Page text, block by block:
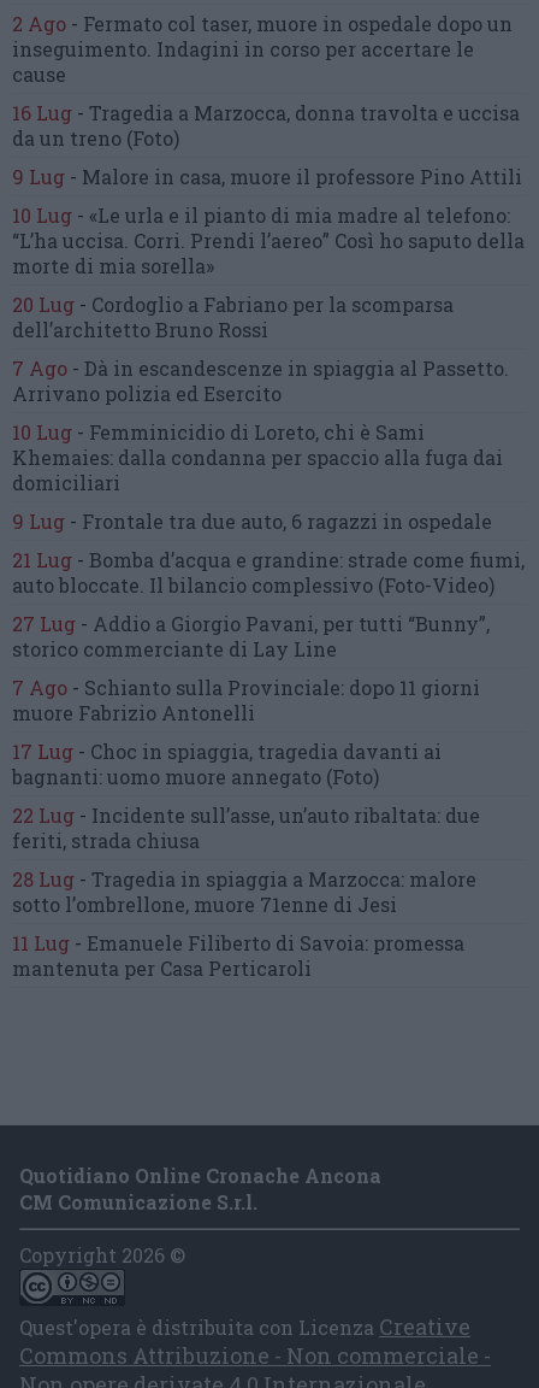
2 Ago - Fermato col taser, muore in ospedale dopo un
inseguimento. Indagini in corso per accertare le
cause
16 Lug - Tragedia a Marzocca, donna travolta e uccisa
da un treno (Foto)
9 Lug - Malore in casa, muore il professore Pino Attili
10 Lug - «Le urla e il pianto di mia madre al telefono:
“L’ha uccisa. Corri. Prendi l’aereo” Così ho saputo della
morte di mia sorella»
20 Lug - Cordoglio a Fabriano per la scomparsa
dell’architetto Bruno Rossi
7 Ago - Dà in escandescenze in spiaggia al Passetto.
Arrivano polizia ed Esercito
10 Lug - Femminicidio di Loreto, chi è Sami
Khemaies: dalla condanna per spaccio alla fuga dai
domiciliari
9 Lug - Frontale tra due auto, 6 ragazzi in ospedale
21 Lug - Bomba d’acqua e grandine: strade come fiumi,
auto bloccate. Il bilancio complessivo (Foto-Video)
27 Lug - Addio a Giorgio Pavani, per tutti “Bunny”,
storico commerciante di Lay Line
7 Ago - Schianto sulla Provinciale: dopo 11 giorni
muore Fabrizio Antonelli
17 Lug - Choc in spiaggia, tragedia davanti ai
bagnanti:uomo muore annegato (Foto)
22 Lug - Incidente sull’asse, un’auto ribaltata: due
feriti, strada chiusa
28 Lug - Tragedia in spiaggia a Marzocca: malore
sotto l’ombrellone, muore 71enne di Jesi
11 Lug - Emanuele Filiberto di Savoia: promessa
mantenuta per Casa Perticaroli
Quotidiano Online Cronache Ancona
CM Comunicazione S.r.l.
Copyright 2026 ©
Quest'opera è distribuita con Licenza Creative
Commons Attribuzione - Non commerciale -